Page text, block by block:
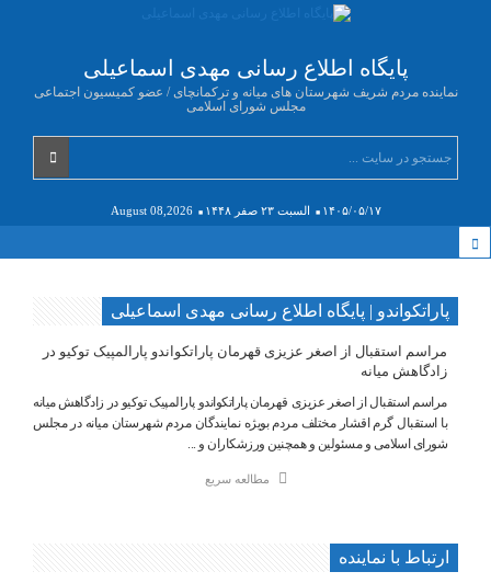
پایگاه اطلاع رسانی مهدی اسماعیلی
نماینده مردم شریف شهرستان های میانه و ترکمانچای / عضو کمیسیون اجتماعی
مجلس شورای اسلامی
۱۴۰۵/۰۵/۱۷ السبت ۲۳ صفر ۱۴۴۸ August 08,2026
پاراتکواندو | پایگاه اطلاع رسانی مهدی اسماعیلی
مراسم استقبال از اصغر عزیزی قهرمان پاراتکواندو پارالمپیک توکیو در
زادگاهش میانه
مراسم استقبال از اصغر عزیزی قهرمان پاراتکواندو پارالمپیک توکیو در زادگاهش میانه
با استقبال گرم اقشار مختلف مردم بویژه نمایندگان مردم شهرستان میانه در مجلس
شورای اسلامی و مسئولین و همچنین ورزشکاران و ...
مطالعه سریع
ارتباط با نماینده